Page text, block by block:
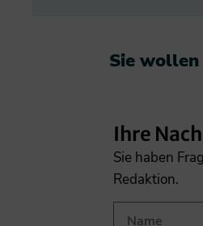
Sie wollen
Ihre
Sie haben
Redaktion.